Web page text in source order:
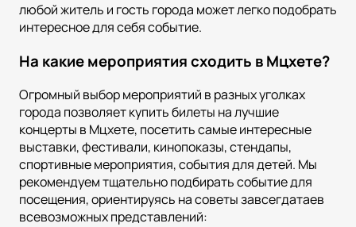
любой житель и гость города может легко подобрать
интересное для себя событие.
На какие мероприятия сходить в Мцхете?
Огромный выбор мероприятий в разных уголках
города позволяет купить билеты на лучшие
концерты в Мцхете, посетить самые интересные
выставки, фестивали, кинопоказы, стендапы,
спортивные мероприятия, события для детей. Мы
рекомендуем тщательно подбирать событие для
посещения, ориентируясь на советы завсегдатаев
всевозможных представлений: